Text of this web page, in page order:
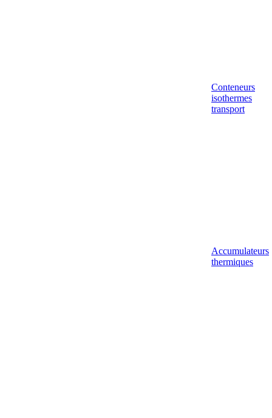
Conteneurs
isothermes
transport
Accumulateurs
thermiques